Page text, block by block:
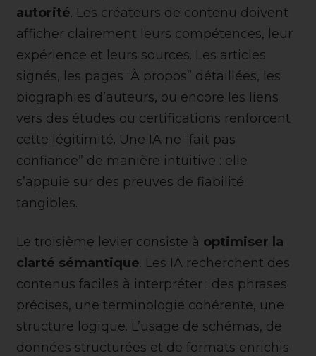
autorité. Les créateurs de contenu doivent
afficher clairement leurs compétences, leur
expérience et leurs sources. Les articles
signés, les pages “À propos” détaillées, les
biographies d’auteurs, ou encore les liens
vers des études ou certifications renforcent
cette légitimité. Une IA ne “fait pas
confiance” de manière intuitive : elle
s’appuie sur des preuves de fiabilité
tangibles.
Le troisième levier consiste à optimiser la
clarté sémantique. Les IA recherchent des
contenus faciles à interpréter : des phrases
précises, une terminologie cohérente, une
structure logique. L’usage de schémas, de
données structurées et de formats enrichis